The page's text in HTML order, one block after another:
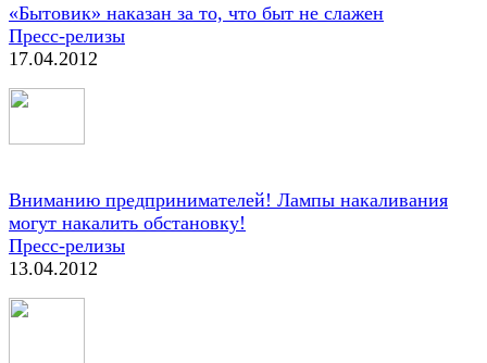
«Бытовик» наказан за то, что быт не слажен
Пресс-релизы
17.04.2012
Вниманию предпринимателей! Лампы накаливания
могут накалить обстановку!
Пресс-релизы
13.04.2012